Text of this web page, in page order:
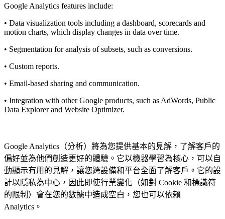
Google Analytics features include:
• Data visualization tools including a dashboard, scorecards and
motion charts, which display changes in data over time.
• Segmentation for analysis of subsets, such as conversions.
• Custom reports.
• Email-based sharing and communication.
• Integration with other Google products, such as AdWords, Public
Data Explorer and Website Optimizer.
Google Analytics（分析）將為您提供基本的見解，了解客戶的
偏好並為他們創造更好的體驗。它以機器學習為核心，可以自
動顯示有用的見解，讓您跨設備和平台全面了解客戶。它的設
計以隱私為中心，因此即使行業變化（如對 Cookie 和標識符
的限制）會在您的數據中造成空白，您也可以依賴
Analytics。